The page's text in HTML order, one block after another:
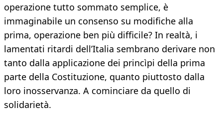
operazione tutto sommato semplice, è
immaginabile un consenso su modifiche alla
prima, operazione ben più difficile? In realtà, i
lamentati ritardi dell’Italia sembrano derivare non
tanto dalla applicazione dei princìpi della prima
parte della Costituzione, quanto piuttosto dalla
loro inosservanza. A cominciare da quello di
solidarietà.